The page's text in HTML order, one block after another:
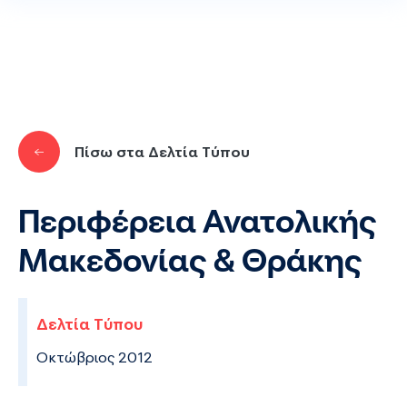
Πίσω στα Δελτία Τύπου
Περιφέρεια Ανατολικής
Μακεδονίας & Θράκης
Δελτία Τύπου
Οκτώβριος 2012